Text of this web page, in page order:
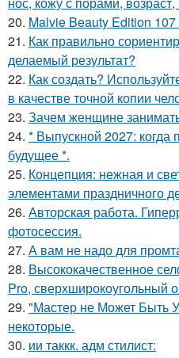
20. Malvie Beauty Edition
21. Как правильно
делаемый результат?
22. Как создать?
в качестве точной копии
23. Зачем женщине
24. * Выпускной 2027: когда
будущее *.
25. Концепция: нежная и
элементами праздничного
26. Авторская работа.
фотосессия.
27. А вам не надо для
28. Высококачественное
Pro, сверхширокоугольный
29. "Мастер не Может Быть
некоторые.
30. ии таккк. адм стилист: